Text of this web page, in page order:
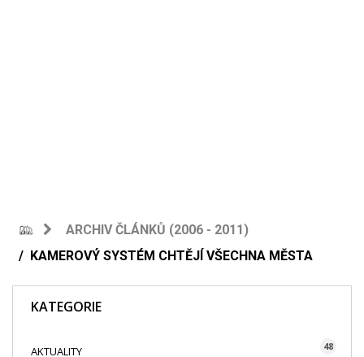
ARCHIV ČLÁNKŮ (2006 - 2011)
KAMEROVÝ SYSTÉM CHTĚJÍ VŠECHNA MĚSTA
KATEGORIE
AKTUALITY 48